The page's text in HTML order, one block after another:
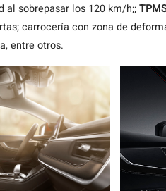
al sobrepasar los 120 km/h;;
carrocería con zona de
entre otros.